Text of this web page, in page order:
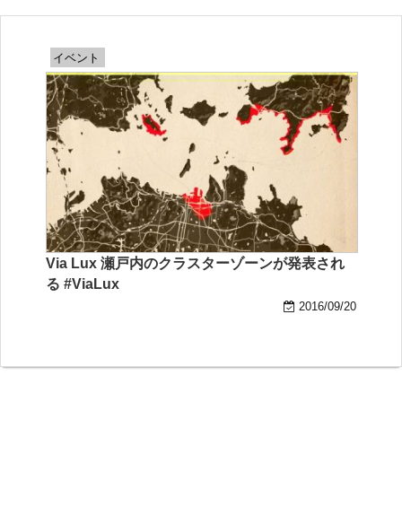
イベント
Via Lux 瀬戸内のクラスターゾーンが発表され
る #ViaLux
2016/09/20